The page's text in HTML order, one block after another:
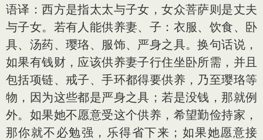
语译：西方是指太太与子女，女众菩萨则是丈夫
与子女。若有人能供养妻、子：衣服、饮食、卧
具、汤药、璎珞、服饰、严身之具。换句话说，
如果有钱财，应该供养妻子行住坐卧所需，并且
包括项链、戒子、手环都得要供养，乃至璎珞等
物，因为这些都是严身之具；若是没钱，那就例
外。如果她不愿意受这个供养，希望勤俭持家，
那你就不必勉强，乐得省下来；如果她愿意接